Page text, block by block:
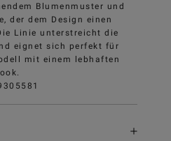
Blumenmuster und
der dem Design einen
Linie unterstreicht die
eignet sich perfekt für
mit einem lebhaften